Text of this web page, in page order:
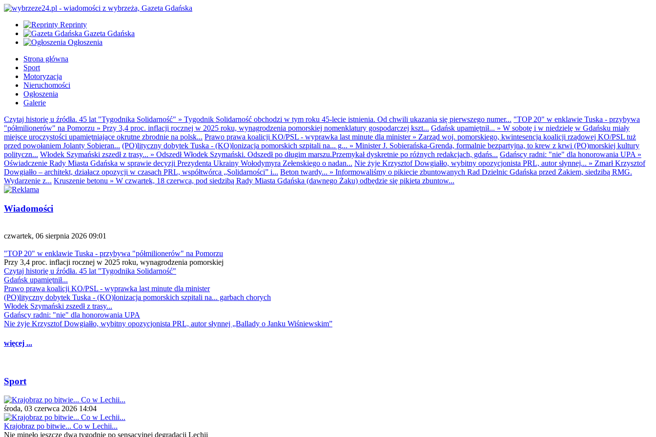
Reprinty
Gazeta Gdańska
Ogłoszenia
Strona główna
Sport
Motoryzacja
Nieruchomości
Ogłoszenia
Galerie
Czytaj historię u źródła. 45 lat "Tygodnika Solidarność" » Tygodnik Solidarność obchodzi w tym roku 45-lecie istnienia. Od chwili ukazania się pierwszego numer... "TOP 20" w enklawie Tuska - przybywa
"półmilionerów" na Pomorzu » Przy 3,4 proc. inflacji rocznej w 2025 roku, wynagrodzenia pomorskiej nomenklatury gospodarczej kszt... Gdańsk upamiętnił... » W sobotę i w niedzielę w Gdańsku miały
miejsce uroczystości upamiętniające okrutne zbrodnie na polsk... Prawo prawa koalicji KO/PSL - wyprawka last minute dla minister» Zarząd woj. pomorskiego, kwintesencja koalicji rządowej KO/PSL tuż
przed powołaniem Jolanty Sobieran... (PO)lityczny dobytek Tuska - (KO)lonizacja pomorskich szpitali na... g... » Minister J. Sobierańska-Grenda, formalnie bezpartyjna, to krew z krwi (PO)morskiej kultury
polityczn... Włodek Szymański zszedł z trasy... » Odszedł Włodek Szymański. Odszedł po długim marszu.Przemykał dyskretnie po różnych redakcjach, gdańs... Gdańscy radni: "nie" dla honorowania UPA »
Oświadczenie Rady Miasta Gdańska w sprawie decyzji Prezydenta Ukrainy Wołodymyra Zełenskiego o nadan... Nie żyje Krzysztof Dowgiałło, wybitny opozycjonista PRL, autor słynnej... » Zmarł Krzysztof
Dowgiałło – architekt, działacz opozycji w czasach PRL, współtwórca „Solidarności” i... Beton twardy... » Informowaliśmy o pikiecie zbuntowanych Rad Dzielnic Gdańska przed Żakiem, siedzibą RMG.
Wydarzenie z... Kruszenie betonu » W czwartek, 18 czerwca, pod siedzibą Rady Miasta Gdańska (dawnego Żaku) odbędzie się pikieta zbuntow...
Wiadomości
czwartek, 06 sierpnia 2026 09:01
"TOP 20" w enklawie Tuska - przybywa "półmilionerów" na Pomorzu
Przy 3,4 proc. inflacji rocznej w 2025 roku, wynagrodzenia pomorskiej
Czytaj historię u źródła. 45 lat "Tygodnika Solidarność"
Gdańsk upamiętnił...
Prawo prawa koalicji KO/PSL - wyprawka last minute dla minister
(PO)lityczny dobytek Tuska - (KO)lonizacja pomorskich szpitali na... garbach chorych
Włodek Szymański zszedł z trasy...
Gdańscy radni: "nie" dla honorowania UPA
Nie żyje Krzysztof Dowgiałło, wybitny opozycjonista PRL, autor słynnej „Ballady o Janku Wiśniewskim”
więcej ...
Sport
środa, 03 czerwca 2026 14:04
Krajobraz po bitwie... Co w Lechii...
Nie minęło jeszcze dwa tygodnie po sensacyjnej degradacji Lechii